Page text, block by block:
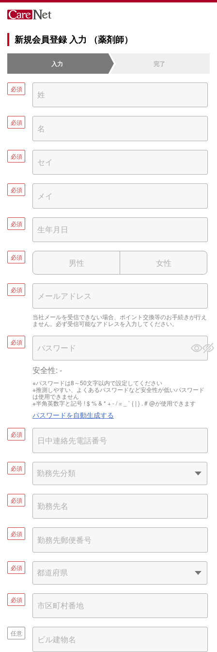
新規会員登録 入力 （薬剤師）
入力 完了
必須
必須
必須
必須
必須
必須
男性 女性
必須
当社メールを受信できない場合、ポイント交換等のお手続きが行え
ません。必ず受信可能なアドレスを入力してください。
必須
安全性: -
※パスワードは8～50文字以内で設定してください
※推測しやすい、よくあるパスワードなど安全性が低いパスワード
は使用できません
※半角英数字と記号 ! $ % & * + - / = _ ` { | } . # @が使用できます
パスワードを自動生成する
必須
必須
必須
必須
必須
必須
任意